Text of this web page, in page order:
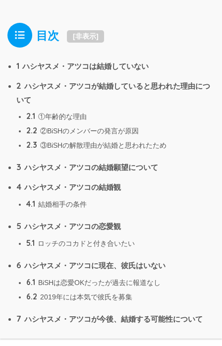
目次 [非表示]
1 ハシヤスメ・アツコは結婚していない
2 ハシヤスメ・アツコが結婚していると思われた理由につ
いて
2.1 ①年齢的な理由
2.2 ②BiSHのメンバーの発言が原因
2.3 ③BiSHの解散理由が結婚と思われたため
3 ハシヤスメ・アツコの結婚願望について
4 ハシヤスメ・アツコの結婚観
4.1 結婚相手の条件
5 ハシヤスメ・アツコの恋愛観
5.1 ロッチのコカドと付き合いたい
6 ハシヤスメ・アツコに現在、彼氏はいない
6.1 BiSHは恋愛OKだったが過去に報道なし
6.2 2019年には本気で彼氏を募集
7 ハシヤスメ・アツコが今後、結婚する可能性について